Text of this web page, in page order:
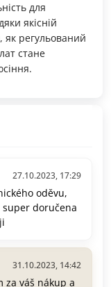
для
якісній
як регульований
стане
27.10.2023, 17:29
oděvu,
doručena
31.10.2023, 14:42
za váš nákup a